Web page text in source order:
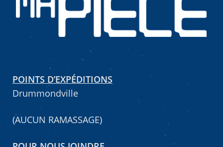
POINTS D’EXPÉDITIONS
Drummondville
(AUCUN RAMASSAGE)